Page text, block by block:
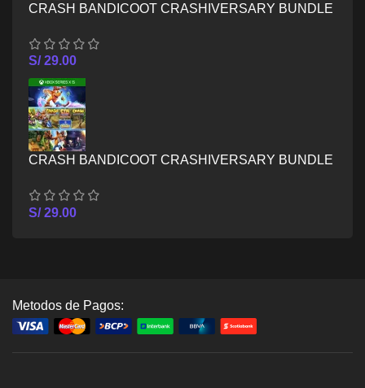
CRASH BANDICOOT CRASHIVERSARY BUNDLE
S/29.00
CRASH BANDICOOT CRASHIVERSARY BUNDLE
S/29.00
Metodos de Pagos: